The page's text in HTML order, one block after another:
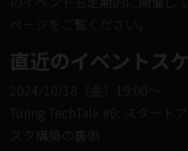
ページをご覧ください。
直近のイベントス
2024/10/18（金）19:00〜
Turing TechTalk #6: スタート
スタ構築の裏側